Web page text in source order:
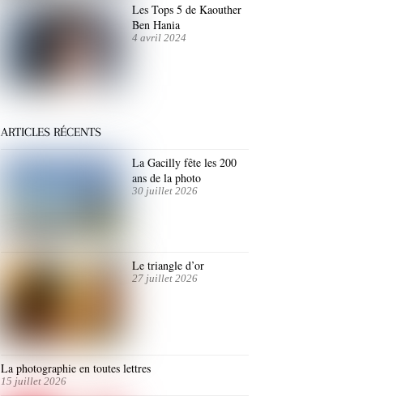
Les Tops 5 de Kaouther
Ben Hania
4 avril 2024
ARTICLES RÉCENTS
La Gacilly fête les 200
ans de la photo
30 juillet 2026
Le triangle d’or
27 juillet 2026
La photographie en toutes lettres
15 juillet 2026